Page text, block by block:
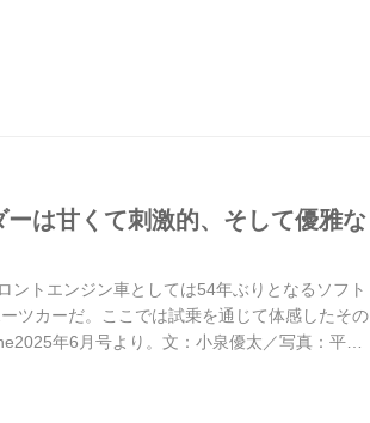
は甘くて刺激的、そして優雅な
ントエンジン車としては54年ぶりとなるソフト
ツカーだ。ここでは試乗を通じて体感したその
年6月号より。文：小泉優太／写真：平野